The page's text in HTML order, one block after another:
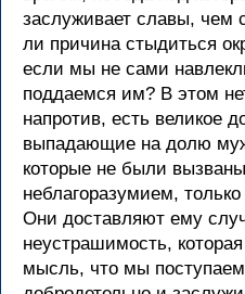
заслуживает славы, чем
ли причина стыдиться
если мы не сами
поддаемся им? В этом
напротив, есть великое
выпадающие на долю
которые не были
неблагоразумием,
Они доставляют ему
неустрашимость,
мысль, что мы